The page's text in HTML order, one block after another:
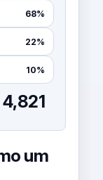
68%
22%
10%
4,821
um